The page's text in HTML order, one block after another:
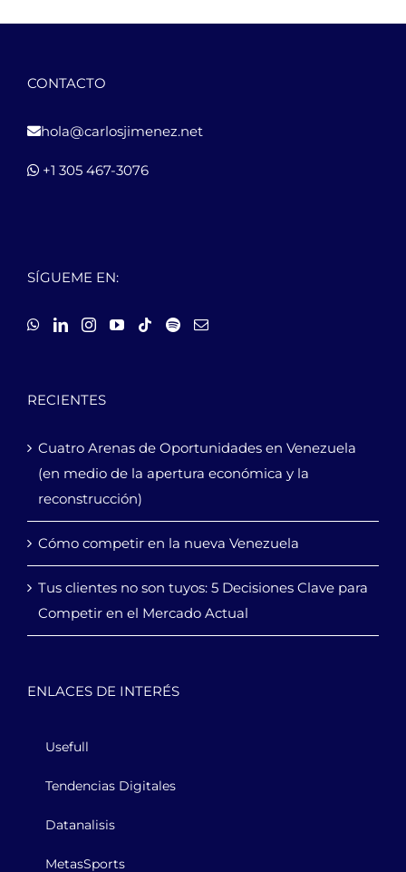
CONTACTO
hola@carlosjimenez.net
+1 305 467-3076
SÍGUEME EN:
RECIENTES
Cuatro Arenas de Oportunidades en Venezuela
(en medio de la apertura económica y la
reconstrucción)
Cómo competir en la nueva Venezuela
Tus clientes no son tuyos: 5 Decisiones Clave para
Competir en el Mercado Actual
ENLACES DE INTERÉS
Usefull
Tendencias Digitales
Datanalisis
MetasSports